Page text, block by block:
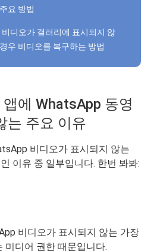
요 방법
디오가 갤러리에 표시되지 않
우 비디오를 복구하는 방법
에 WhatsApp 동영
는 주요 이유
비디오가 표시되지 않는
이유 중 일부입니다. 한번 봐봐:
비디오가 표시되지 않는 가장
미디어 권한 때문입니다.